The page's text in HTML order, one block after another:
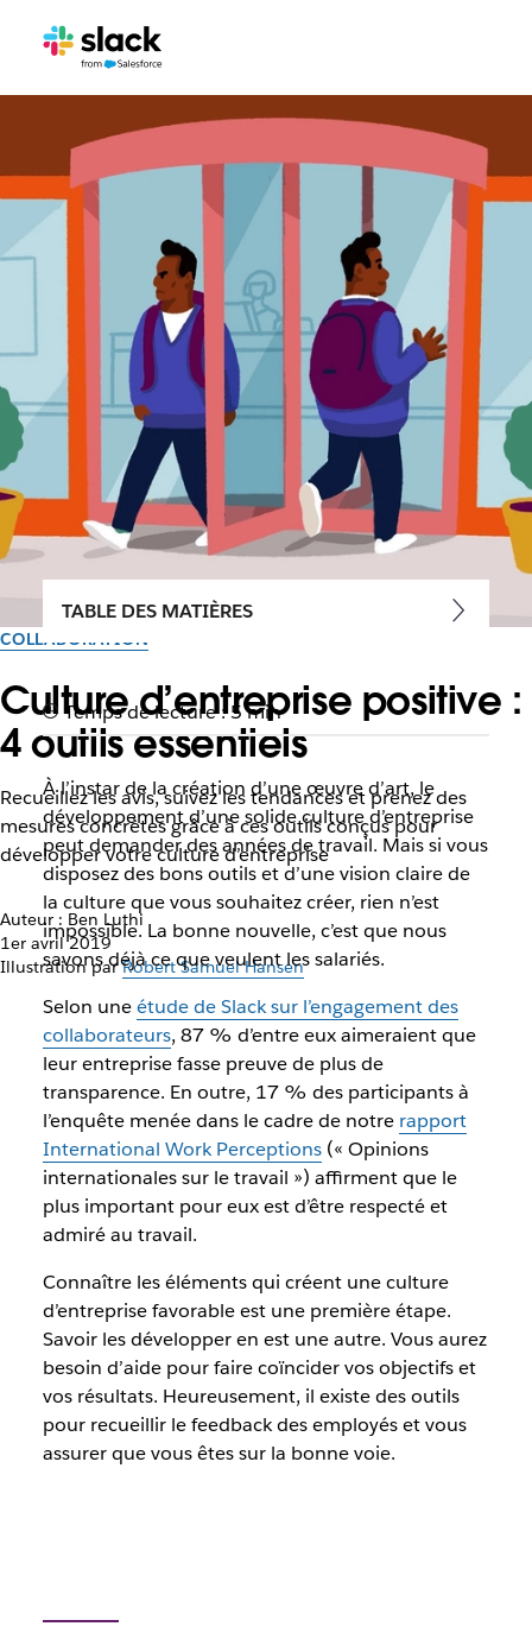
COLLABORATION
Culture d’entreprise positive :
4 outils essentiels
Recueillez les avis, suivez les tendances et prenez des
mesures concrètes grâce à ces outils conçus pour
développer votre culture d’entreprise
Auteur : Ben Luthi
1er avril 2019
Illustration parRobert Samuel Hansen
TABLE DES MATIÈRES
Temps de lecture : 5 min
À l’instar de la création d’une œuvre d’art, le
développement d’une solide culture d’entreprise
peut demander des années de travail. Mais si vous
disposez des bons outils et d’une vision claire de
la culture que vous souhaitez créer, rien n’est
impossible. La bonne nouvelle, c’est que nous
savons déjà ce que veulent les salariés.
Selon uneétude de Slack sur l’engagement des
collaborateurs, 87 % d’entre eux aimeraient que
leur entreprise fasse preuve de plus de
transparence. En outre, 17 % des participants à
l’enquête menée dans le cadre de notre rapport
International Work Perceptions(« Opinions
internationales sur le travail ») affirment que le
plus important pour eux est d’être respecté et
admiré au travail.
Connaître les éléments qui créent une culture
d’entreprise favorable est une première étape.
Savoir les développer en est une autre. Vous aurez
besoin d’aide pour faire coïncider vos objectifs et
vos résultats. Heureusement, il existe des outils
pour recueillir le feedback des employés et vous
assurer que vous êtes sur la bonne voie.